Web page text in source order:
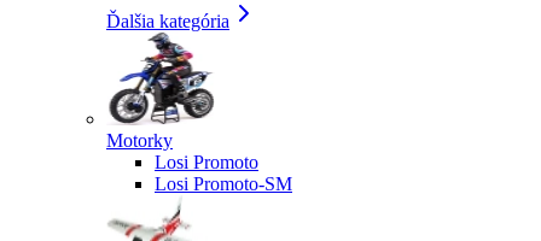
Ďalšia kategória
Motorky
Losi Promoto
Losi Promoto-SM